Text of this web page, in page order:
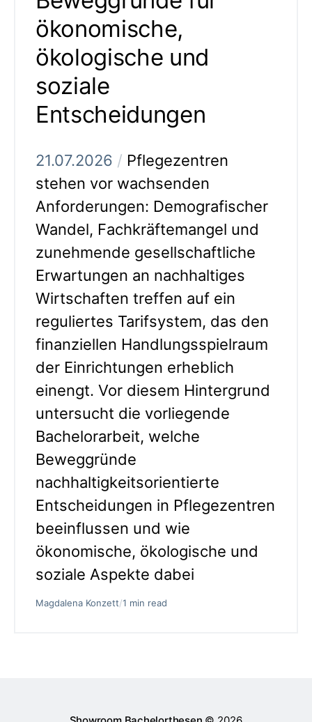
ökonomische,
ökologische und
soziale
Entscheidungen
21.07.2026 / Pflegezentren
stehen vor wachsenden
Anforderungen: Demografischer
Wandel, Fachkräftemangel und
zunehmende gesellschaftliche
Erwartungen an nachhaltiges
Wirtschaften treffen auf ein
reguliertes Tarifsystem, das den
finanziellen Handlungsspielraum
der Einrichtungen erheblich
einengt. Vor diesem Hintergrund
untersucht die vorliegende
Bachelorarbeit, welche
Beweggründe
nachhaltigkeitsorientierte
Entscheidungen in Pflegezentren
beeinflussen und wie
ökonomische, ökologische und
soziale Aspekte dabei
Magdalena Konzett/1 min read